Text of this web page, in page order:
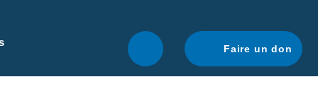
navigation optimale.
Faire un don